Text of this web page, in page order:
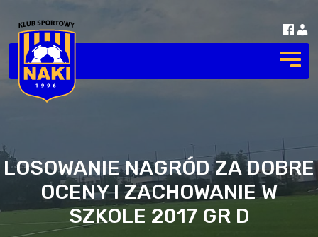
LOSOWANIE NAGRÓD ZA DOBRE
OCENY I ZACHOWANIE W
SZKOLE 2017 GR D